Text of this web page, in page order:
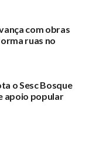
os
com o
produtor
altos, mais
reduzir o
com obras
ruas no
o Sesc Bosque
apoio popular